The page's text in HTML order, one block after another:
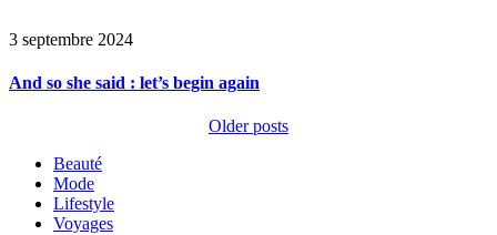
3 septembre 2024
And so she said : let’s begin again
Older posts
Beauté
Mode
Lifestyle
Voyages